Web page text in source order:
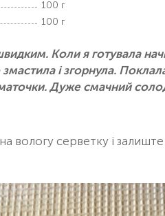
100 г
100 г
Коли я готувала
змастила і згорнула.
Дуже смачний
вологу серветку і залиште